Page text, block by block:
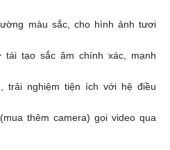
màu sắc, cho hình ảnh tươi
tái tạo sắc âm chính xác, mạnh
trải nghiệm tiện ích với hệ điều
(mua thêm camera) gọi video qua